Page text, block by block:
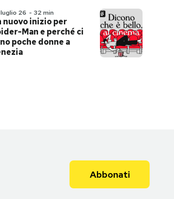
26 - 32 min
nuovo inizio per
Man e perché ci
poche donne a
Abbonati